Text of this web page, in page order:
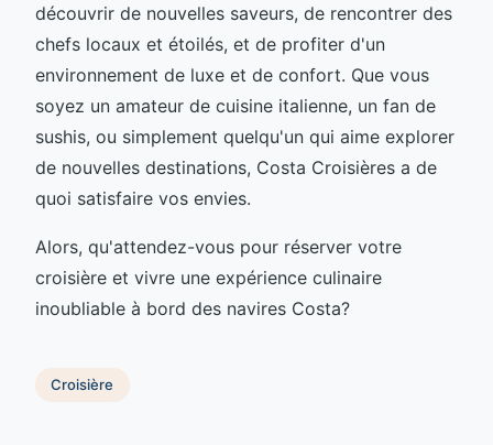
découvrir de nouvelles saveurs, de rencontrer des
chefs locaux et étoilés, et de profiter d'un
environnement de luxe et de confort. Que vous
soyez un amateur de cuisine italienne, un fan de
sushis, ou simplement quelqu'un qui aime explorer
de nouvelles destinations, Costa Croisières a de
quoi satisfaire vos envies.
Alors, qu'attendez-vous pour réserver votre
croisière et vivre une expérience culinaire
inoubliable à bord des navires Costa?
Croisière